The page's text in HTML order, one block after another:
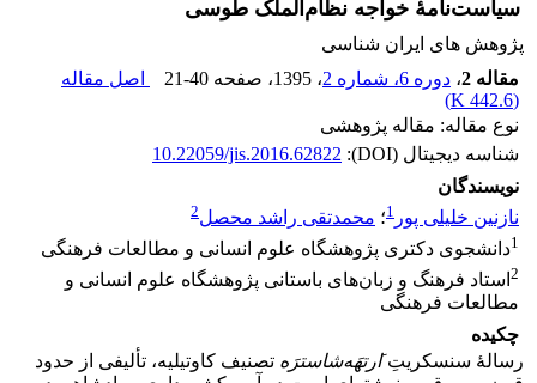
سیاست‌نامۀ خواجه نظام‌الملک طوسی
پژوهش های ایران شناسی
مقاله 2
، دوره 6، شماره 2 ، 1395 ، صفحه 21-40
اصل مقاله
(
442.6 K
)
نوع مقاله: مقاله پژوهشی
شناسه دیجیتال (DOI):
10.22059/jis.2016.62822
نویسندگان
نازنین خلیلی پور 1؛ محمدتقی راشد محصل2
1دانشجوی دکتری پژوهشگاه علوم انسانی و مطالعات فرهنگی
2 استاد فرهنگ و زبان‌های باستانی پژوهشگاه علوم انسانی و
مطالعات فرهنگی
چکیده
رسالۀ سنسکریتِ َارتهَه‌شاسترَه تصنیف کاوتیلیه، تألیفی از حدود